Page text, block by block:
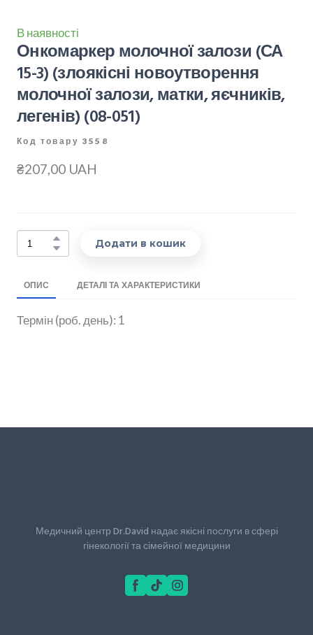
В наявності
Онкомаркер молочної залози (СА
15-3) (злоякісні новоутворення
молочної залози, матки, яєчників,
легенів)(08-051)
Код товару 3558
₴207,00 UAH
Додати в кошик
ОПИС ДЕТАЛІ ТА ХАРАКТЕРИСТИКИ
Термін (роб. день): 1
Медичний центр Dr.David надає якісні послуги в сфері
гінекології та сімейної медицини